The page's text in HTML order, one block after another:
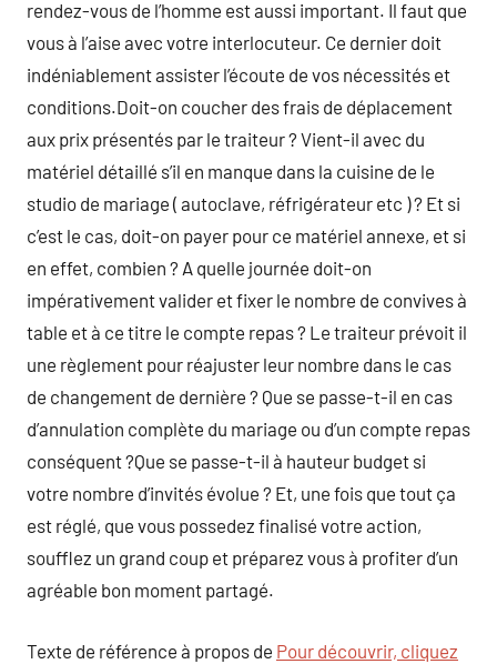
rendez-vous de l’homme est aussi important. Il faut que
vous à l’aise avec votre interlocuteur. Ce dernier doit
indéniablement assister l’écoute de vos nécessités et
conditions.Doit-on coucher des frais de déplacement
aux prix présentés par le traiteur ? Vient-il avec du
matériel détaillé s’il en manque dans la cuisine de le
studio de mariage ( autoclave, réfrigérateur etc ) ? Et si
c’est le cas, doit-on payer pour ce matériel annexe, et si
en effet, combien ? A quelle journée doit-on
impérativement valider et fixer le nombre de convives à
table et à ce titre le compte repas ? Le traiteur prévoit il
une règlement pour réajuster leur nombre dans le cas
de changement de dernière ? Que se passe-t-il en cas
d’annulation complète du mariage ou d’un compte repas
conséquent ?Que se passe-t-il à hauteur budget si
votre nombre d’invités évolue ? Et, une fois que tout ça
est réglé, que vous possedez finalisé votre action,
soufflez un grand coup et préparez vous à profiter d’un
agréable bon moment partagé.
Texte de référence à propos de Pour découvrir, cliquez